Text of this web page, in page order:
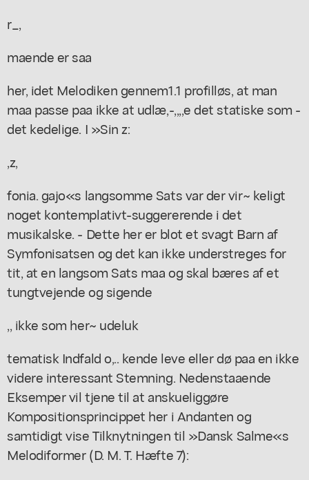
r_,
maende er saa
her, idet Melodiken gennem1.1 profilløs, at man
maa passe paa ikke at udlæ,-,,,,e det statiske som -
det kedelige. I »Sin z:
,z,
fonia. gajo«s langsomme Sats var der vir~ keligt
noget kontemplativt-suggererende i det
musikalske. - Dette her er blot et svagt Barn af
Symfonisatsen og det kan ikke understreges for
tit, at en langsom Sats maa og skal bæres af et
tungtvejende og sigende
,, ikke som her~ udeluk
tematisk Indfald o,.. kende leve eller dø paa en ikke
videre interessant Stemning. Nedenstaaende
Eksemper vil tjene til at anskueliggøre
Kompositionsprincippet her i Andanten og
samtidigt vise Tilknytningen til »Dansk Salme«s
Melodiformer (D. M. T. Hæfte 7):